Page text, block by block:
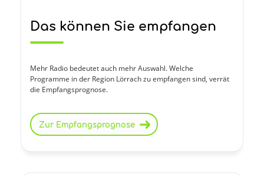
Das können Sie empfangen
Mehr Radio bedeutet auch mehr Auswahl. Welche
Programme in der Region Lörrach zu empfangen sind, verrät
die Empfangsprognose.
Zur Empfangsprognose